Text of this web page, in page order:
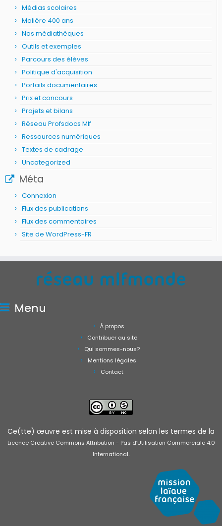
Médias scolaires
Molière 400 ans
Nos médiathèques
Outils et exemples
Parcours des élèves
Politique d'acquisition
Portails documentaires
Prix et concours
Projets et bilans
Réseau Profsdocs Mlf
Ressources numériques
Textes de cadrage
Uncategorized
Méta
Connexion
Flux des publications
Flux des commentaires
Site de WordPress-FR
Menu
À propos
Contribuer au site
Qui sommes-nous?
Mentions légales
Contact
Ce(tte) œuvre est mise à disposition selon les termes de la
Licence Creative Commons Attribution - Pas d’Utilisation Commerciale 4.0
International.